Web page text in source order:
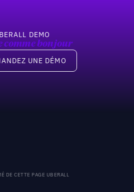
DEMO
comme bonjour
une démo
UNE DÉMO
DE CETTE PAGE UBERALL